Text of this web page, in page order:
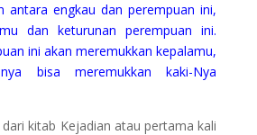
antara engkau dan perempuan ini,
dan keturunan perempuan ini.
ini akan meremukkan kepalamu,
bisa meremukkan kaki-Nya
kitab Kejadian atau pertama kali